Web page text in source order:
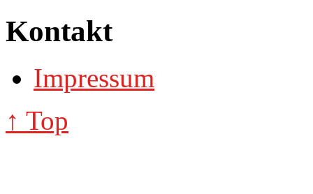
Kontakt
Impressum
↑ Top